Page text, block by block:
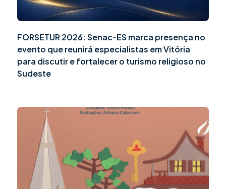
FORSETUR 2026: Senac-ES marca presença no
evento que reunirá especialistas em Vitória
para discutir e fortalecer o turismo religioso no
Sudeste